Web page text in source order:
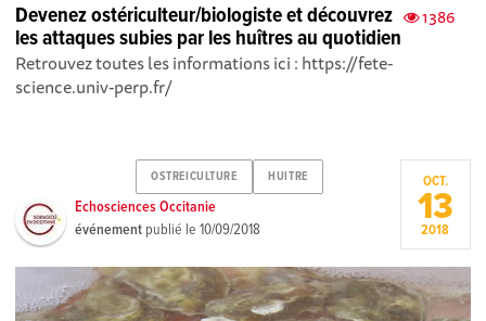
1386
Devenez ostériculteur/biologiste et découvrez
les attaques subies par les huîtres au quotidien
Retrouvez toutes les informations ici : https://fete-
science.univ-perp.fr/
OSTREICULTURE HUITRE
Echosciences Occitanie
événement publié le10/09/2018
OCT.
13
2018